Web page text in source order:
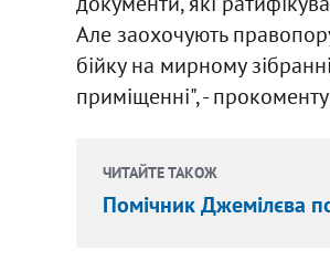
Але заохочують
бійку на мирному
приміщенні", -
ЧИТАЙТЕ ТАКОЖ
Помічник Джемілєва